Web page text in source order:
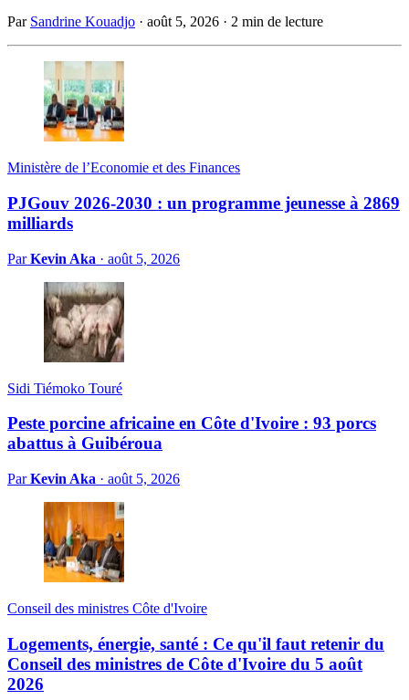
Par Sandrine Kouadjo · août 5, 2026 · 2 min de lecture
Ministère de l’Economie et des Finances
PJGouv 2026-2030 : un programme jeunesse à 2869
milliards
ParKevin Aka · août 5, 2026
Sidi Tiémoko Touré
Peste porcine africaine en Côte d'Ivoire : 93 porcs
abattus à Guibéroua
ParKevin Aka · août 5, 2026
Conseil des ministres Côte d'Ivoire
Logements, énergie, santé : Ce qu'il faut retenir du
Conseil des ministres de Côte d'Ivoire du 5 août
2026